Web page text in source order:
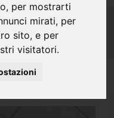
per mostrarti
mirati, per
sito, e per
visitatori.
Adesivi Tondi